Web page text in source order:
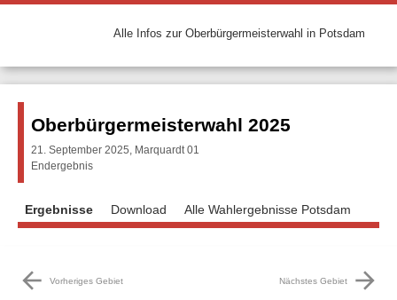
Alle Infos zur Oberbürgermeisterwahl in Potsdam
Oberbürgermeisterwahl 2025
21. September 2025, Marquardt 01
Endergebnis
Ergebnisse Download Alle Wahlergebnisse Potsdam
arrow_back Vorheriges Gebiet Nächstes Gebiet arrow_forward